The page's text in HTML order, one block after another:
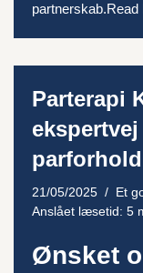
partnerskab.Read
Parterapi
parforhold
21/05/2025
Et
Anslået læsetid: 5
Ønsket